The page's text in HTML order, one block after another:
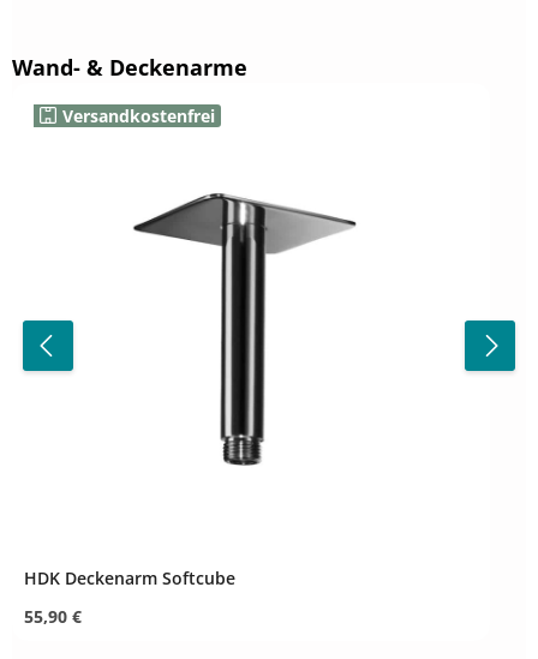
Produktgalerie überspringen
Wand- & Deckenarme
Versandkostenfrei
HDK Deckenarm Softcube
Regulärer Preis:
55,90 €